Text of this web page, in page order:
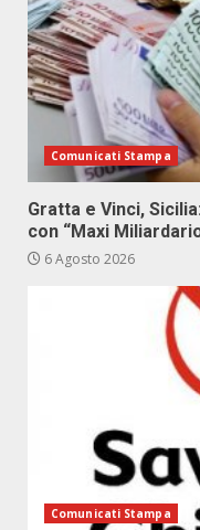
Comunicati Stampa
Gratta e Vinci,
con “Maxi
6 Agosto 2026
Comunicati Stampa